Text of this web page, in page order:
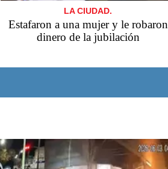
LA CIUDAD.
Estafaron a una mujer y le robaron
dinero de la jubilación